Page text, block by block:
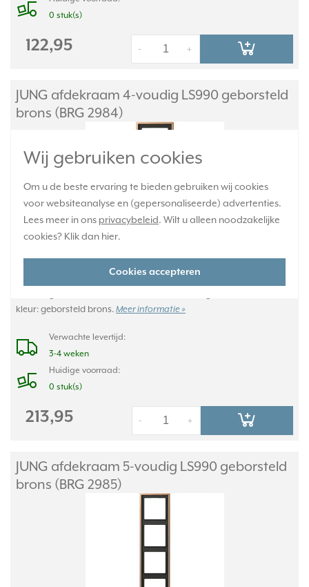
Wij gebruiken cookies
Om u de beste ervaring te bieden gebruiken wij cookies
voor websiteanalyse en (gepersonaliseerde) advertenties.
Lees meer in ons privacybeleid. Wilt u alleen noodzakelijke
cookies? Klik dan hier.
Cookies accepteren
0 stuk(s)
122,95 +
-
JUNG afdekraam 4-voudig LS990 geborsteld
brons (BRG 2984)
Viervoudig afdekraam, voor horizontale en verticale montage.
kleur: geborsteld brons. Meer informatie »
Verwachte levertijd:
3-4 weken
Huidige voorraad:
0 stuk(s)
213,95 +
-
JUNG afdekraam 5-voudig LS990 geborsteld
brons (BRG 2985)